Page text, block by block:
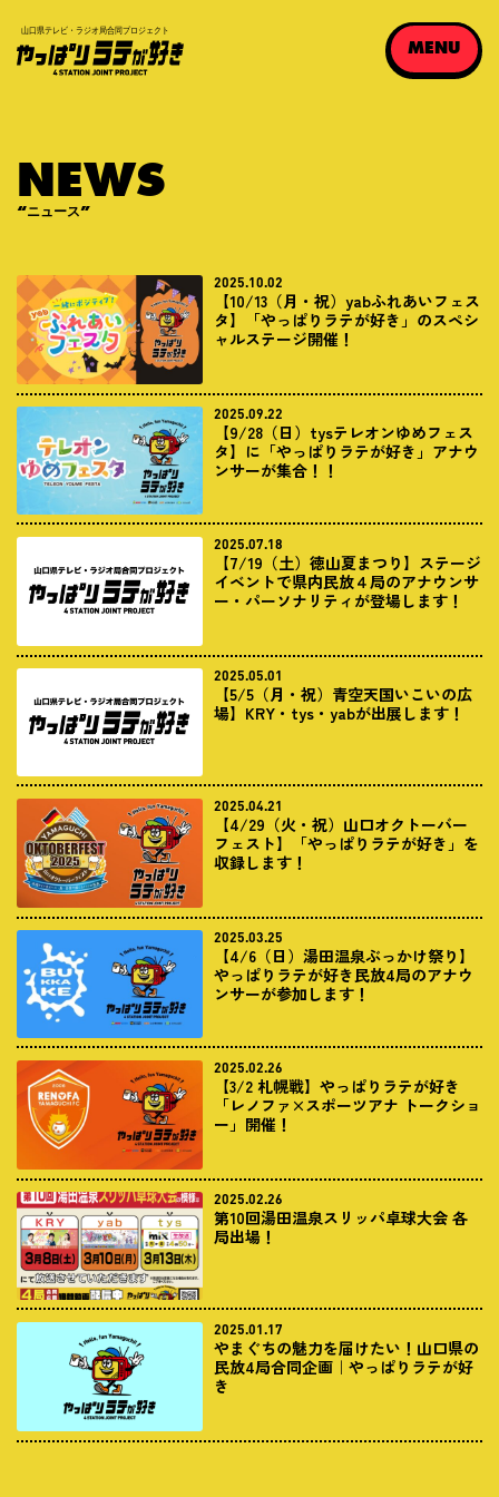
MENU
N EWS
“ニュース”
2025.10.02
【10/13（月・祝）yabふれあいフェス
タ】「やっぱりラテが好き」のスペシ
ャルステージ開催！
2025.09.22
【9/28（日）tysテレオンゆめフェス
タ】に「やっぱりラテが好き」アナウ
ンサーが集合！！
2025.07.18
【7/19（土）徳山夏まつり】ステージ
イベントで県内民放４局のアナウンサ
ー・パーソナリティが登場します！
2025.05.01
【5/5（月・祝）青空天国いこいの広
場】KRY・tys・yabが出展します！
2025.04.21
【4/29（火・祝）山口オクトーバー
フェスト】「やっぱりラテが好き」を
収録します！
2025.03.25
【4/6（日）湯田温泉ぶっかけ祭り】
やっぱりラテが好き民放4局のアナウ
ンサーが参加します！
2025.02.26
【3/2 札幌戦】やっぱりラテが好き
「レノファ×スポーツアナ トークショ
ー」開催！
2025.02.26
第10回湯田温泉スリッパ卓球大会 各
局出場！
2025.01.17
やまぐちの魅力を届けたい！山口県の
民放4局合同企画｜やっぱりラテが好
き